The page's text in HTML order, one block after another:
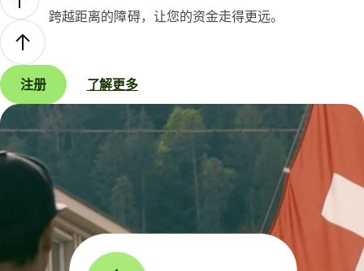
跨越距离的障碍，让您的资金走得更远。
注册 了解更多